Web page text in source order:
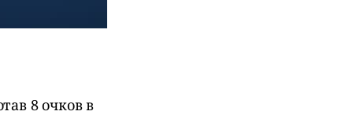
8 очков в